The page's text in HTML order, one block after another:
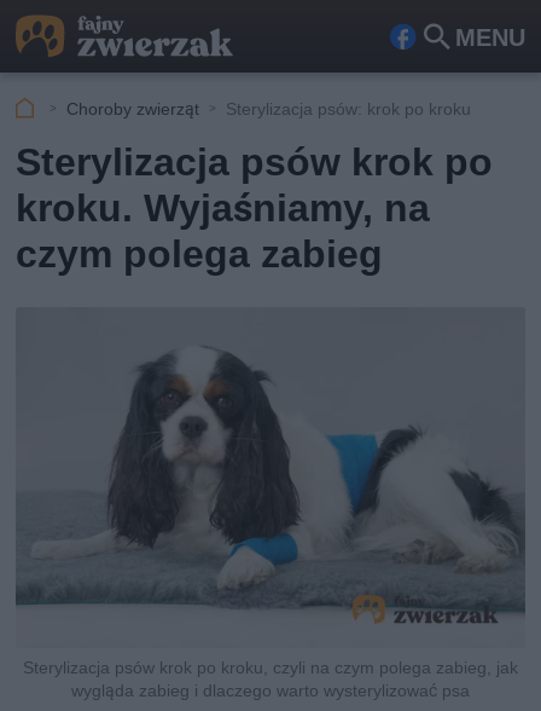
MENU
Fa
ook
Szu
kaj
Choroby zwierząt Sterylizacja psów: krok po kroku
Sterylizacja psów krok po
kroku. Wyjaśniamy, na
czym polega zabieg
Sterylizacja psów krok po kroku, czyli na czym polega zabieg, jak
wygląda zabieg i dlaczego warto wysterylizować psa